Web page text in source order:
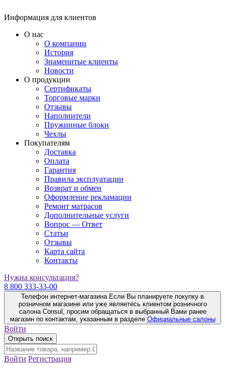
Информация для клиентов
О нас
О компании
История
Знаменитые клиенты
Новости
О продукции
Сертификаты
Торговые марки
Отзывы
Наполнители
Пружинные блоки
Чехлы
Покупателям
Доставка
Оплата
Гарантия
Правила эксплуатации
Возврат и обмен
Оформление рекламации
Ремонт матрасов
Дополнительные услуги
Вопрос — Ответ
Статьи
Отзывы
Карта сайта
Контакты
Нужна консультация?
8 800 333-33-00
Телефон интернет-магазина Если Вы планируете покупку в
розничном магазине или уже являетесь клиентом розничного
салона Consul, просим обращаться в выбранный Вами ранее
магазин по контактам, указанным в разделе Официальные салоны
Войти
Открыть поиск
Войти Регистрация